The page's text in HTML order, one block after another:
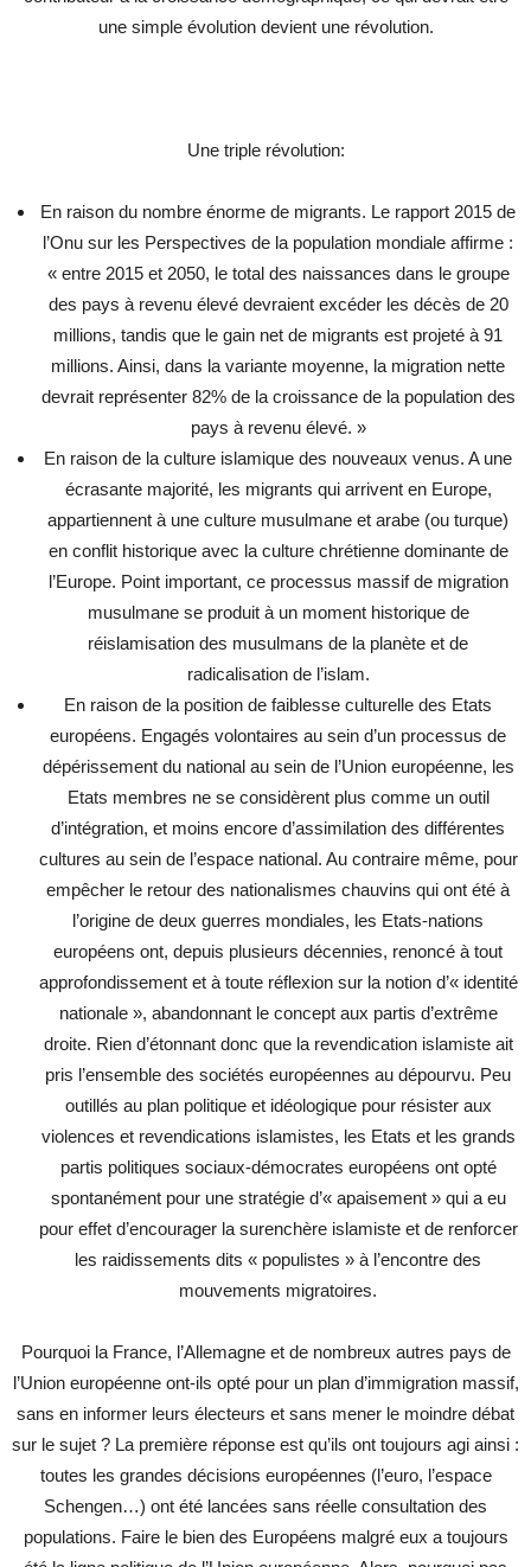
une simple évolution devient une révolution.
Une triple révolution:
En raison du nombre énorme de migrants. Le rapport 2015 de
l’Onu sur les Perspectives de la population mondiale affirme :
« entre 2015 et 2050, le total des naissances dans le groupe
des pays à revenu élevé devraient excéder les décès de 20
millions, tandis que le gain net de migrants est projeté à 91
millions. Ainsi, dans la variante moyenne, la migration nette
devrait représenter 82% de la croissance de la population des
pays à revenu élevé. »
En raison de la culture islamique des nouveaux venus. A une
écrasante majorité, les migrants qui arrivent en Europe,
appartiennent à une culture musulmane et arabe (ou turque)
en conflit historique avec la culture chrétienne dominante de
l’Europe. Point important, ce processus massif de migration
musulmane se produit à un moment historique de
réislamisation des musulmans de la planète et de
radicalisation de l’islam.
En raison de la position de faiblesse culturelle des Etats
européens. Engagés volontaires au sein d’un processus de
dépérissement du national au sein de l’Union européenne, les
Etats membres ne se considèrent plus comme un outil
d’intégration, et moins encore d’assimilation des différentes
cultures au sein de l’espace national. Au contraire même, pour
empêcher le retour des nationalismes chauvins qui ont été à
l’origine de deux guerres mondiales, les Etats-nations
européens ont, depuis plusieurs décennies, renoncé à tout
approfondissement et à toute réflexion sur la notion d’« identité
nationale », abandonnant le concept aux partis d’extrême
droite. Rien d’étonnant donc que la revendication islamiste ait
pris l’ensemble des sociétés européennes au dépourvu. Peu
outillés au plan politique et idéologique pour résister aux
violences et revendications islamistes, les Etats et les grands
partis politiques sociaux-démocrates européens ont opté
spontanément pour une stratégie d’« apaisement » qui a eu
pour effet d’encourager la surenchère islamiste et de renforcer
les raidissements dits « populistes » à l’encontre des
mouvements migratoires.
Pourquoi la France, l’Allemagne et de nombreux autres pays de
l’Union européenne ont-ils opté pour un plan d’immigration massif,
sans en informer leurs électeurs et sans mener le moindre débat
sur le sujet ? La première réponse est qu’ils ont toujours agi ainsi :
toutes les grandes décisions européennes (l’euro, l’espace
Schengen…) ont été lancées sans réelle consultation des
populations. Faire le bien des Européens malgré eux a toujours